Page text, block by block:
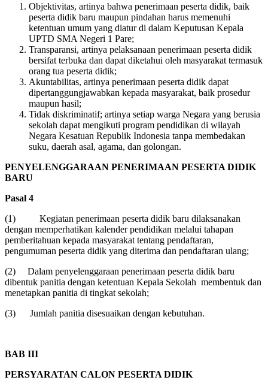
Objektivitas, artinya bahwa penerimaan peserta didik, baik
peserta didik baru maupun pindahan harus memenuhi
ketentuan umum yang diatur di dalam Keputusan Kepala
UPTD SMA Negeri 1 Pare;
Transparansi, artinya pelaksanaan penerimaan peserta didik
bersifat terbuka dan dapat diketahui oleh masyarakat termasuk
orang tua peserta didik;
Akuntabilitas, artinya penerimaan peserta didik dapat
dipertanggungjawabkan kepada masyarakat, baik prosedur
maupun hasil;
Tidak diskriminatif; artinya setiap warga Negara yang berusia
sekolah dapat mengikuti program pendidikan di wilayah
Negara Kesatuan Republik Indonesia tanpa membedakan
suku, daerah asal, agama, dan golongan.
PENYELENGGARAAN PENERIMAAN PESERTA DIDIK
BARU
Pasal 4
(1) Kegiatan penerimaan peserta didik baru dilaksanakan
dengan memperhatikan kalender pendidikan melalui tahapan
pemberitahuan kepada masyarakat tentang pendaftaran,
pengumuman peserta didik yang diterima dan pendaftaran ulang;
(2) Dalam penyelenggaraan penerimaan peserta didik baru
dibentuk panitia dengan ketentuan Kepala Sekolah membentuk dan
menetapkan panitia di tingkat sekolah;
(3) Jumlah panitia disesuaikan dengan kebutuhan.
BAB III
PERSYARATAN CALON PESERTA DIDIK